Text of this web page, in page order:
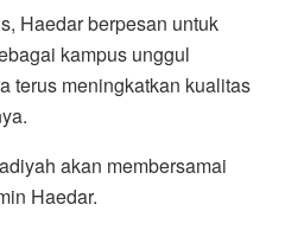
Haedar berpesan untuk
kampus unggul
terus meningkatkan kualitas
akan membersamai
Haedar.